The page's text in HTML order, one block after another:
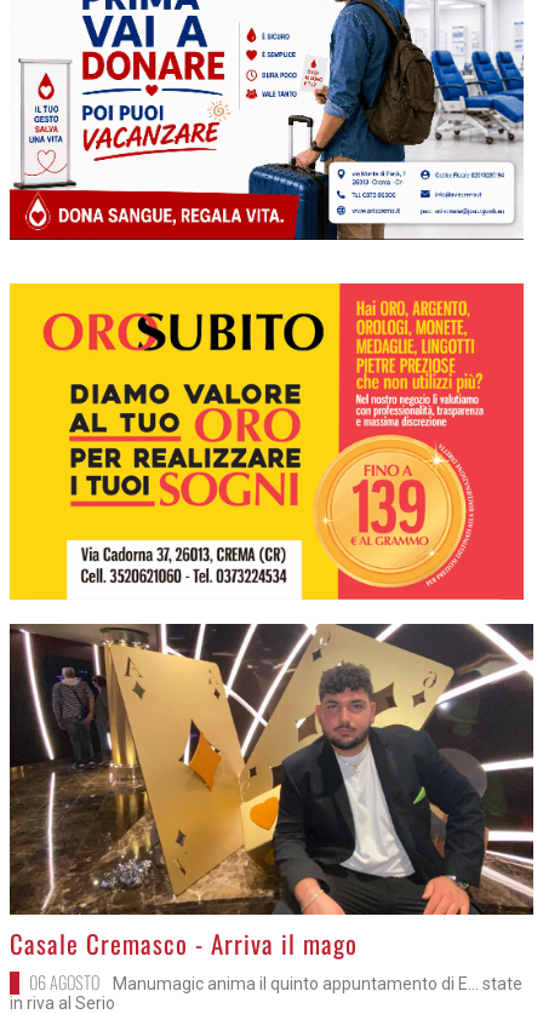
>
Casale Cremasco - Arriva il mago
06 AGOSTO
Manumagic anima il quinto appuntamento di E... state
in riva al Serio